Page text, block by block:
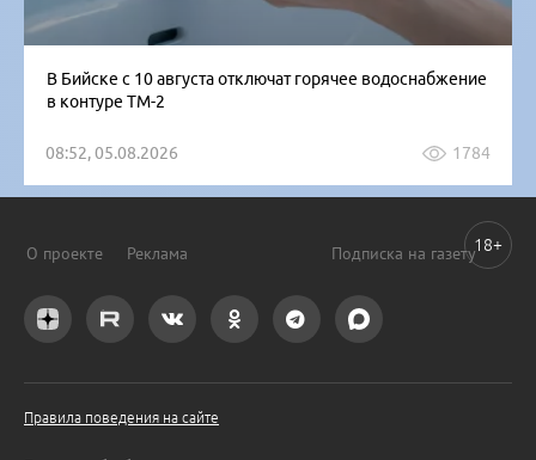
В Бийске с 10 августа отключат горячее водоснабжение
в контуре ТМ-2
08:52, 05.08.2026 1784
О проекте Реклама Подписка на газету
Правила поведения на сайте
18+